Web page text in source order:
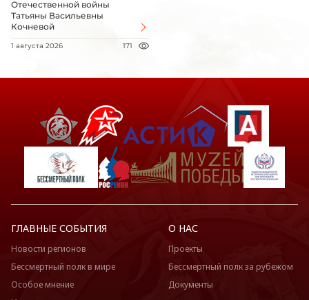
Отечественной войны
Татьяны Васильевны
Кочневой
1 августа 2026 171
ГЛАВНЫЕ СОБЫТИЯ
Новости регионов
Бессмертный полк в мире
Особое мнение
О НАС
Проекты
Бессмертный полк за рубежом
Документы